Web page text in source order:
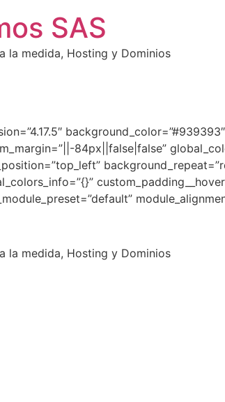
SAS
la medida, Hosting y Dominios
84px||false|false”
la medida, Hosting y Dominios